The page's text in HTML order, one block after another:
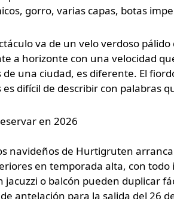
gorro, varias capas, botas
va de un velo verdoso
a horizonte con una velocidad
una ciudad, es diferente. El
difícil de describir con palabras
en 2026
navideños de Hurtigruten
en temporada alta, con todo
jacuzzi o balcón pueden duplicar
antelación para la salida del 26